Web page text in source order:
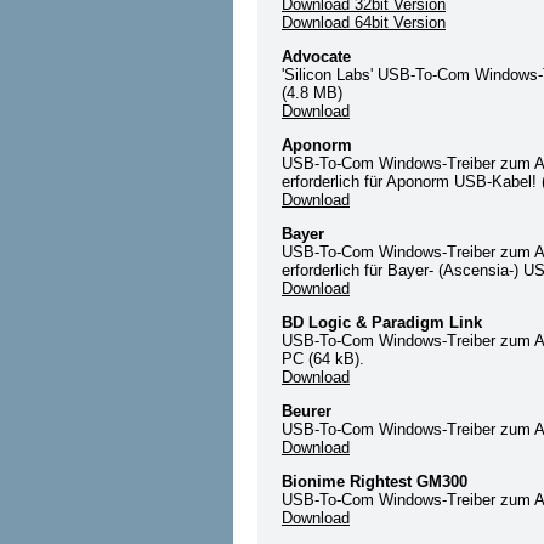
Download 32bit Version
Download 64bit Version
Advocate
'Silicon Labs' USB-To-Com
(4.8 MB)
Download
Aponorm
USB-To-Com Windows-Treiber zum
erforderlich für Aponorm USB-Kabel!
Download
Bayer
USB-To-Com Windows-Treiber
erforderlich für Bayer- (Ascensia-)
Download
BD Logic & Paradigm Link
USB-To-Com Windows-Treiber zum
PC (64 kB).
Download
Beurer
USB-To-Com Windows-Treiber zum
Download
Bionime Rightest GM300
USB-To-Com Windows-Treiber
Download